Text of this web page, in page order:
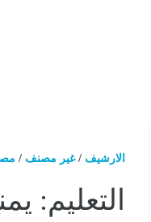
الارشيف /غير مصنف /
التعليم: